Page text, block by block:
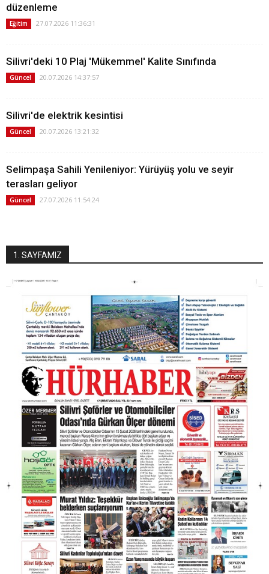
düzenleme
Eğitim 27.07.2026 11:36:31
Silivri'deki 10 Plaj 'Mükemmel' Kalite Sınıfında
Güncel 20.07.2026 14:37:57
Silivri'de elektrik kesintisi
Güncel 20.07.2026 13:21:32
Selimpaşa Sahili Yenileniyor: Yürüyüş yolu ve seyir
terasları geliyor
Güncel 27.07.2026 11:54:24
1. SAYFAMIZ